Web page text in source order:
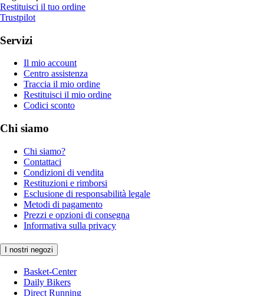
Restituisci il tuo ordine
Trustpilot
Servizi
Il mio account
Centro assistenza
Traccia il mio ordine
Restituisci il mio ordine
Codici sconto
Chi siamo
Chi siamo?
Contattaci
Condizioni di vendita
Restituzioni e rimborsi
Esclusione di responsabilità legale
Metodi di pagamento
Prezzi e opzioni di consegna
Informativa sulla privacy
I nostri negozi
Basket-Center
Daily Bikers
Direct Running